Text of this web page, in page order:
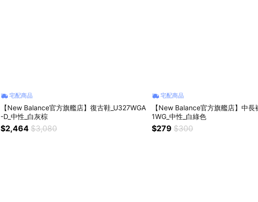
宅配商品
【New Balance官方旗艦店】復古鞋_U327WGA
-D_中性_白灰棕
$2,464 $3,080
宅配商品
【New Balance官方旗艦店】中
1WG_中性_白綠色
$279 $300